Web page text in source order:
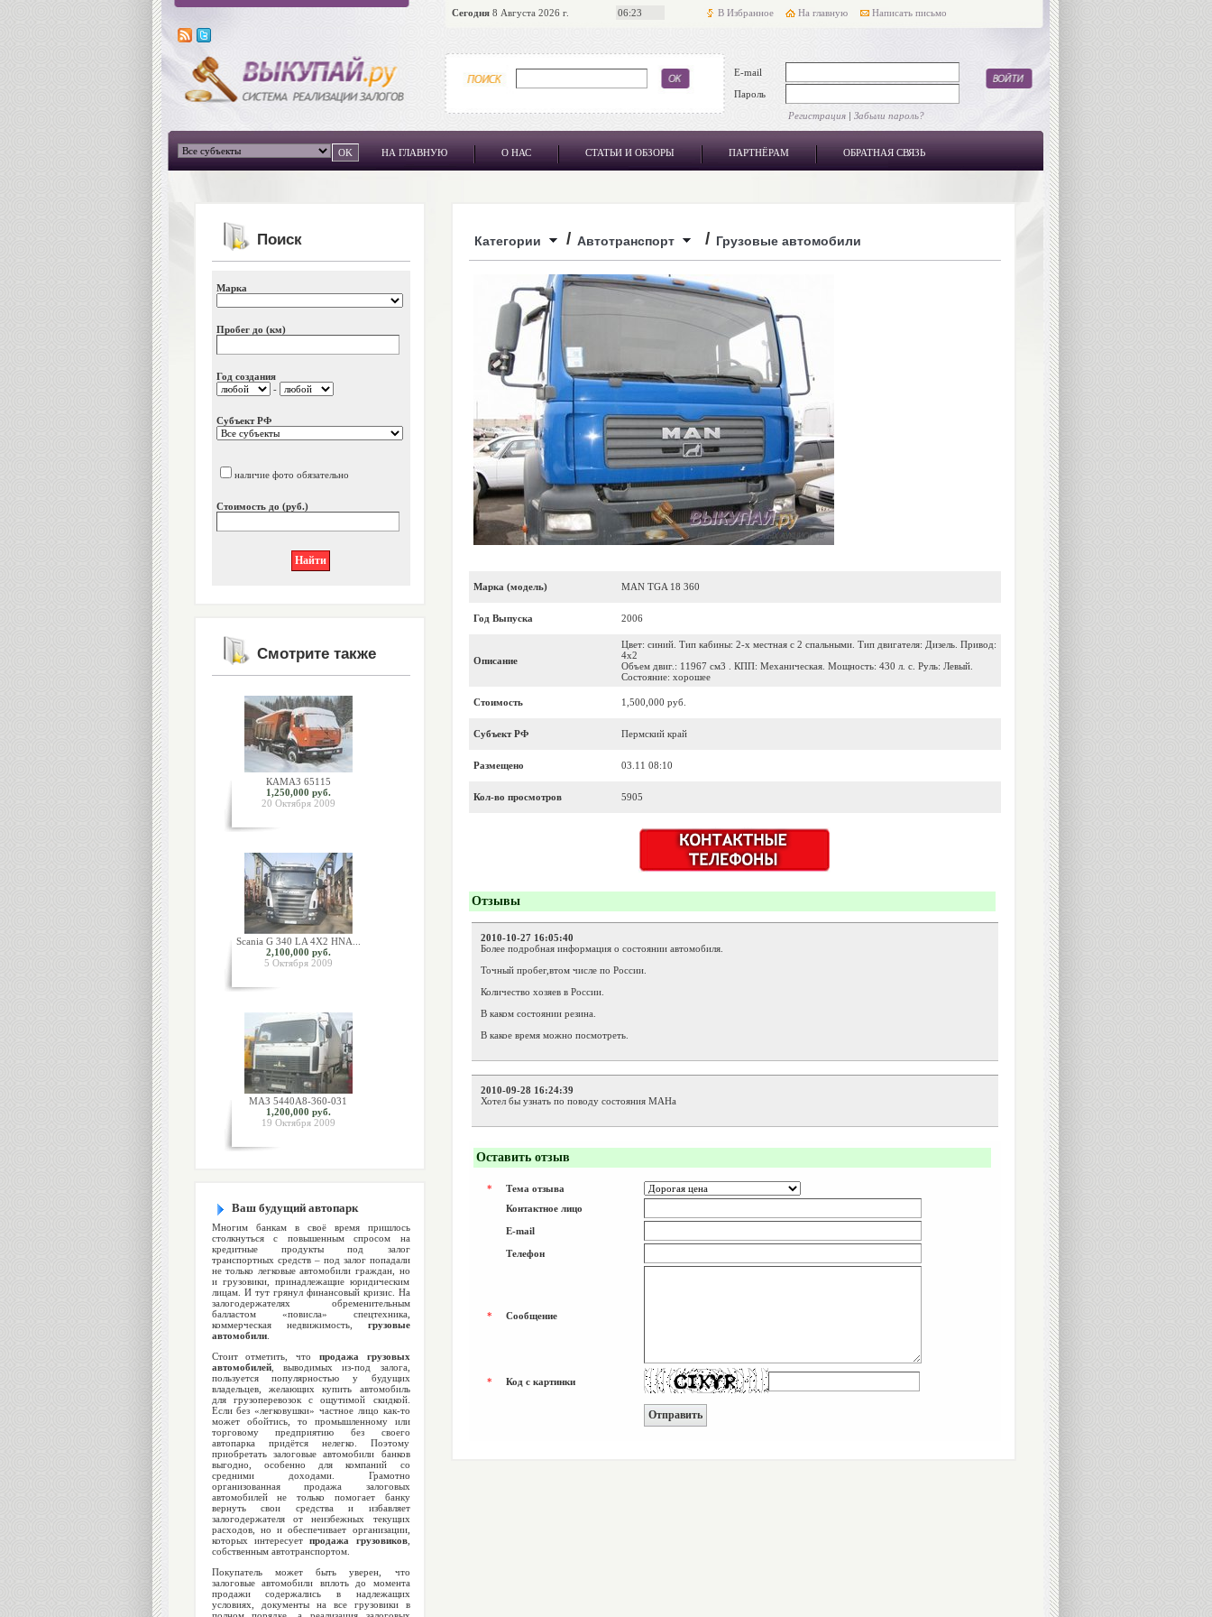
Сегодня8 Августа 2026 г. 06:23 В Избранное На главную Написать письмо
E-mail
Пароль
Регистрация| Забыли пароль?
НА ГЛАВНУЮ О НАС СТАТЬИ И ОБЗОРЫ ПАРТНЁРАМ ОБРАТНАЯ СВЯЗЬ
Поиск
Марка
Пробег до (км)
Год создания
-
Субъект РФ
наличие фото обязательно
Стоимость до (руб.)
Смотрите также
КАМАЗ 65115
1,250,000 руб.
20 Октября 2009
Scania G 340 LA 4X2 HNA...
2,100,000 руб.
5 Октября 2009
МАЗ 5440А8-360-031
1,200,000 руб.
19 Октября 2009
Ваш будущий автопарк
Многим банкам в своё время пришлось
столкнуться с повышенным спросом на
кредитные продукты под залог
транспортных средств – под залог попадали
не только легковые автомобили граждан, но
и грузовики, принадлежащие юридическим
лицам. И тут грянул финансовый кризис. На
залогодержателях обременительным
балластом «повисла» спецтехника,
коммерческая недвижимость, грузовые
автомобили.
Стоит отметить, что продажа грузовых
автомобилей, выводимых из-под залога,
пользуется популярностью у будущих
владельцев, желающих купить автомобиль
для грузоперевозок с ощутимой скидкой.
Если без «легковушки» частное лицо как-то
может обойтись, то промышленному или
торговому предприятию без своего
автопарка придётся нелегко. Поэтому
приобретать залоговые автомобили банков
выгодно, особенно для компаний со
средними доходами. Грамотно
организованная продажа залоговых
автомобилей не только помогает банку
вернуть свои средства и избавляет
залогодержателя от неизбежных текущих
расходов, но и обеспечивает организации,
которых интересуетпродажа грузовиков,
собственным автотранспортом.
Покупатель может быть уверен, что
залоговые автомобили
вплоть до момента
продажи содержались в надлежащих
условиях, документы на все грузовики в
Категории / Автотранспорт / Грузовые автомобили
Марка (модель) MAN TGA 18 360
Год Выпуска 2006
Описание
Цвет: синий. Тип кабины: 2-х местная с 2 спальными. Тип двигателя: Дизель. Привод:
4x2
Объем двиг.: 11967 см3 . КПП: Механическая. Мощность: 430 л. с. Руль: Левый.
Состояние: хорошее
Стоимость 1,500,000 руб.
Субъект РФ Пермский край
Размещено 03.11 08:10
Кол-во просмотров 5905
Отзывы
2010-10-27 16:05:40
Более подробная информация о состоянии автомобиля.
Точный пробег,втом числе по России.
Количество хозяев в России.
В каком состоянии резина.
В какое время можно посмотреть.
2010-09-28 16:24:39
Хотел бы узнать по поводу состояния МАНа
Оставить отзыв
*
Тема отзыва
Контактное лицо
E-mail
Телефон
* Сообщение
* Код с картинки